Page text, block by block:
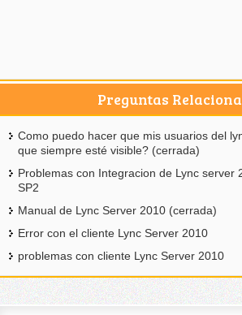
Preguntas
Como puedo hacer que mis usuarios del
que siempre esté visible? (cerrada)
Problemas con Integracion de Lync server
SP2
Manual de Lync Server 2010 (cerrada)
Error con el cliente Lync Server 2010
problemas con cliente Lync Server 2010